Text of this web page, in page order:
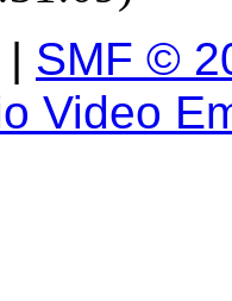
| SMF ©
Video